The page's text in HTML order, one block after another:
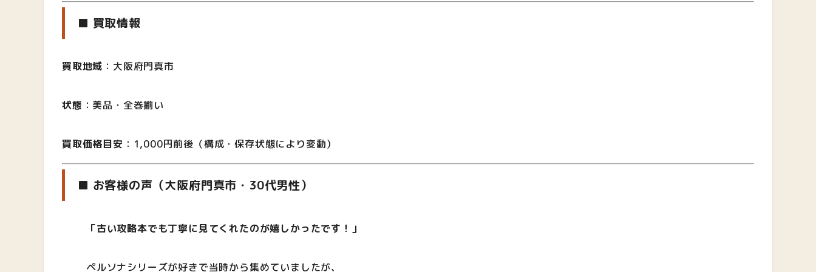
■ 買取情報
買取地域 ：大阪府門真市
状態 ：美品・全巻揃い
買取価格目安 ：1,000円前後（構成・保存状態により変動）
■ お客様の声（大阪府門真市・30代男性）
「古い攻略本でも丁寧に見てくれたのが嬉しかったです！」
ペルソナシリーズが好きで当時から集めていましたが、